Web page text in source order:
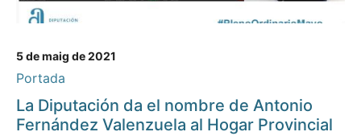
5 de maig de 2021
Portada
La Diputación da el nombre de Antonio
Fernández Valenzuela al Hogar Provincial